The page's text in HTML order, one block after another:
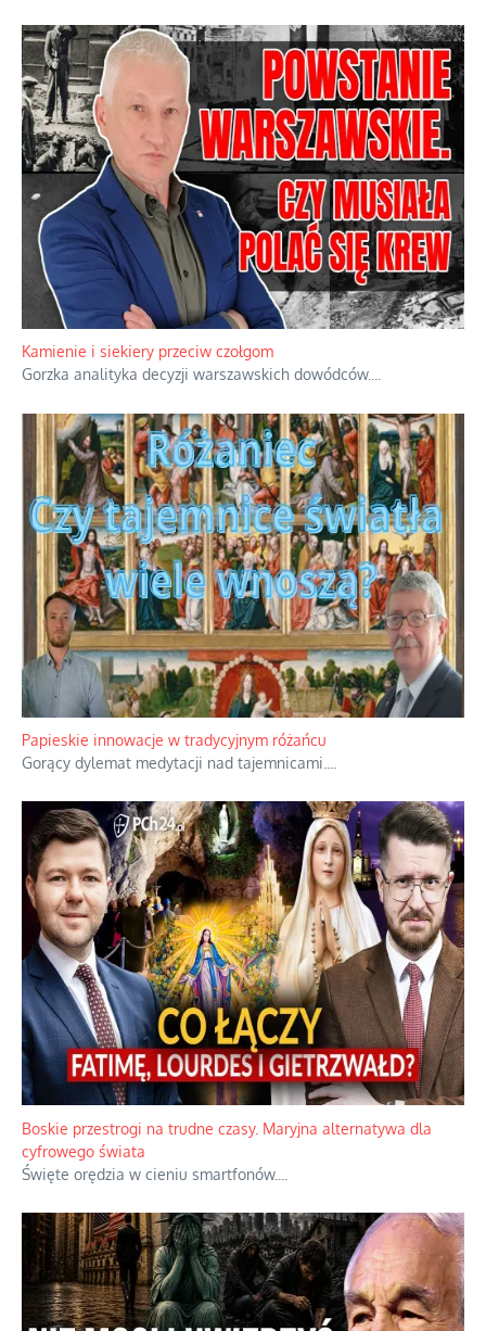
Kamienie i siekiery przeciw czołgom
Gorzka analityka decyzji warszawskich dowódców.
Papieskie innowacje w tradycyjnym różańcu
Gorący dylemat medytacji nad tajemnicami.
Boskie przestrogi na trudne czasy. Maryjna alternatywa dla
cyfrowego świata
Święte orędzia w cieniu smartfonów.